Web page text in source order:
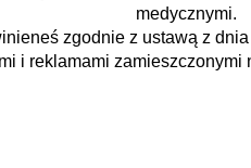
medycznymi.
zgodnie z ustawą z
i reklamami zamieszczonymi